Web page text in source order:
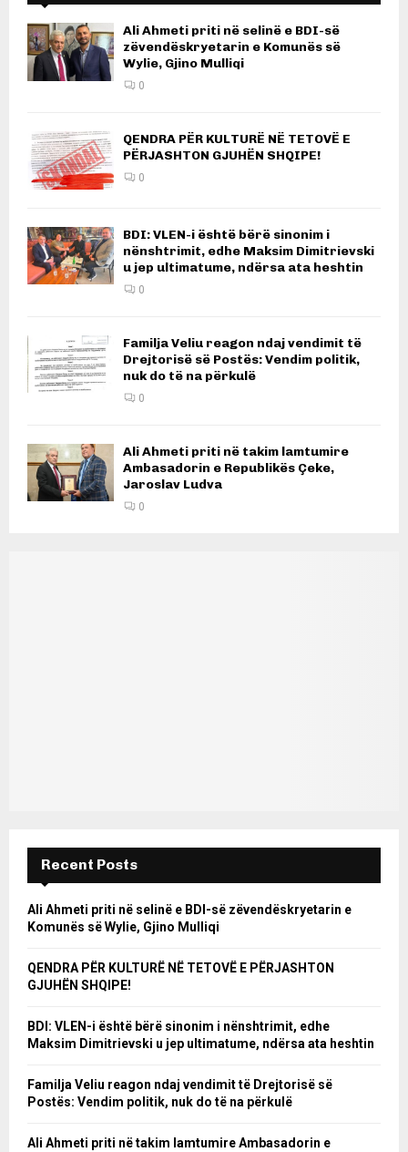
Ali Ahmeti priti në selinë e BDI-së
zëvendëskryetarin e Komunës së
Wylie, Gjino Mulliqi
0
QENDRA PËR KULTURË NË TETOVË E
PËRJASHTON GJUHËN SHQIPE!
0
BDI: VLEN-i është bërë sinonim i
nënshtrimit, edhe Maksim Dimitrievski
u jep ultimatume, ndërsa ata heshtin
0
Familja Veliu reagon ndaj vendimit të
Drejtorisë së Postës: Vendim politik,
nuk do të na përkulë
0
Ali Ahmeti priti në takim lamtumire
Ambasadorin e Republikës Çeke,
Jaroslav Ludva
0
Recent Posts
Ali Ahmeti priti në selinë e BDI-së zëvendëskryetarin e
Komunës së Wylie, Gjino Mulliqi
QENDRA PËR KULTURË NË TETOVË E PËRJASHTON
GJUHËN SHQIPE!
BDI: VLEN-i është bërë sinonim i nënshtrimit, edhe
Maksim Dimitrievski u jep ultimatume, ndërsa ata heshtin
Familja Veliu reagon ndaj vendimit të Drejtorisë së
Postës: Vendim politik, nuk do të na përkulë
Ali Ahmeti priti në takim lamtumire Ambasadorin e